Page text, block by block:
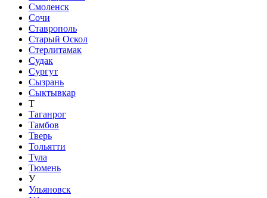
Смоленск
Сочи
Ставрополь
Старый Оскол
Стерлитамак
Судак
Сургут
Сызрань
Сыктывкар
Т
Таганрог
Тамбов
Тверь
Тольятти
Тула
Тюмень
У
Ульяновск